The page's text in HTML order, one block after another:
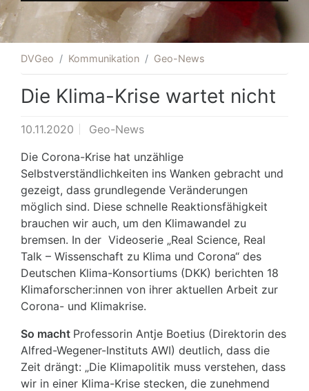
DVGeo Kommunikation Geo-News
Die Klima-Krise wartet nicht
10.11.2020
Geo-News
Die Corona-Krise hat unzählige
Selbstverständlichkeiten ins Wanken gebracht und
gezeigt, dass grundlegende Veränderungen
möglich sind. Diese schnelle Reaktionsfähigkeit
brauchen wir auch, um den Klimawandel zu
bremsen. In der Videoserie „Real Science, Real
Talk – Wissenschaft zu Klima und Corona“ des
Deutschen Klima-Konsortiums (DKK) berichten 18
Klimaforscher:innen von ihrer aktuellen Arbeit zur
Corona- und Klimakrise.
So macht Professorin Antje Boetius (Direktorin des
Alfred-Wegener-Instituts AWI) deutlich, dass die
Zeit drängt: „Die Klimapolitik muss verstehen, dass
wir in einer Klima-Krise stecken, die zunehmend